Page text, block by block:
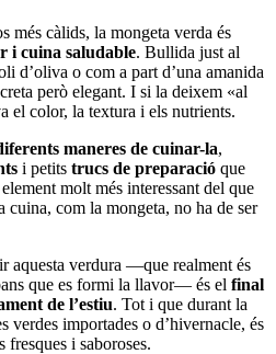
més càlids, la mongeta verda és
i cuina saludable. Bullida just al
d’oliva o com a part d’una amanida
però elegant. I si la deixem «al
el color, la textura i els nutrients.
maneres de cuinar-la,
i petits trucs de preparació que
molt més interessant del que
com la mongeta, no ha de ser
aquesta verdura —que realment és
que es formi la llavor— és el final
de l’estiu. Tot i que durant la
verdes importades o d’hivernacle, és
fresques i saboroses.